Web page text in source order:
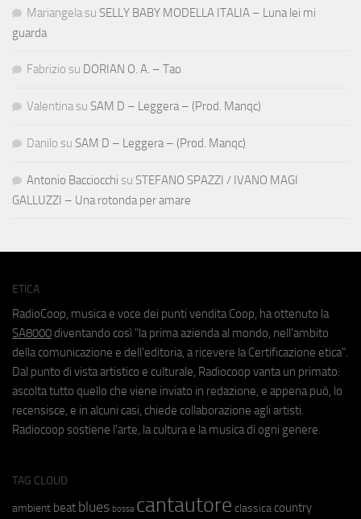
Mariangela su SELLY BABY MODELLA ITALIA – Luna lei mi
guarda
Fabrizio su DORIAN O. A. – Tao
Valentina su SAM D – Leggera – (Prod. Manqc)
Danilo su SAM D – Leggera – (Prod. Manqc)
Antonio Bacciocchi su STEFANO SPAZZI / IVANO MAGI
GALLUZZI – Una rotonda per amare
ETICA
RadioCoop, musica e voce dei punti vendita Coop, ha ottenuto la
SA8000 diventando così "la prima azienda al mondo, nell'ambito
della comunicazione e dell'editoria, a ricevere la Certificazione etica".
Dal punto di vista artistico e culturale, Radiocoop vanta un primato:
ascolta tutto quello che viene inviato in redazione, e appena può, lo
recensisce, e in alcuni casi, chiede collaborazione agli artisti.
Radiocoop sostiene l'arte, la cultura e la musica di ogni genere.
TAG CLOUD
ambient beat blues bossa cantautore classica country